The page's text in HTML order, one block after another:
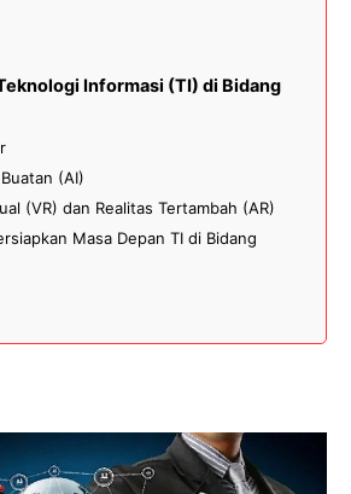
Informasi (TI) di Bidang
(AI)
(VR) dan Realitas Tertambah (AR)
Masa Depan TI di Bidang